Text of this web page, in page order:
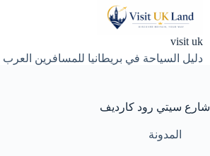
visit uk
دليل السياحة في بريطانيا للمسافرين العرب
شارع سيتي رود كارديف
المدونة